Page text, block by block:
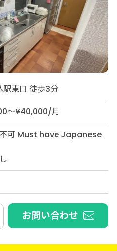
駅東口 徒歩3分
～¥40,000/月
可 Must have Japanese
お問い合わせ